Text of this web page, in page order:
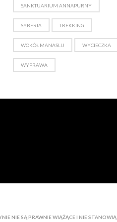
SANKTUARIUM ANNAPURNY
SYBERIA TREKKING
WOKÓŁ MANASLU WYCIECZKA
WYPRAWA
NIE SĄ PRAWNIE WIĄŻĄCE I NIE STANOWIĄ